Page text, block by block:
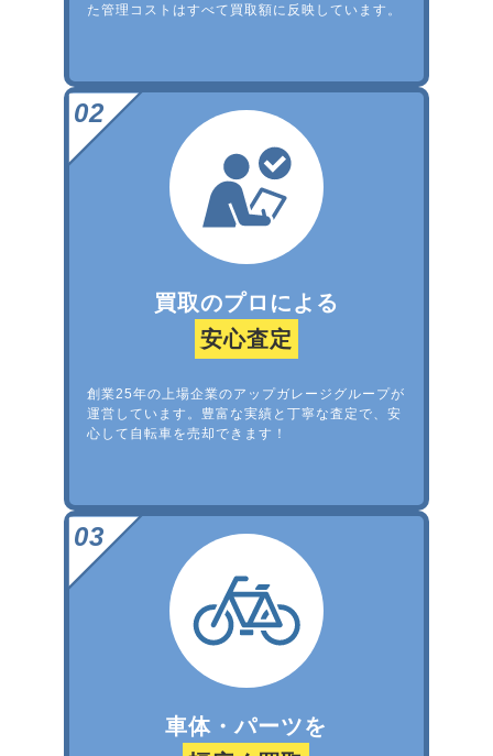
た管理コストはすべて買取額に反映しています。
買取のプロによる
安心査定
創業25年の上場企業のアップガレージグループが
運営しています。豊富な実績と丁寧な査定で、安
心して自転車を売却できます！
車体・パーツを